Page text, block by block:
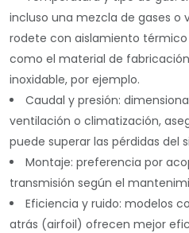
incluso una mezcla de gases o
rodete con aislamiento
como el material de
inoxidable, por ejemplo.
Caudal y presión:
ventilación o climatización,
puede superar las pérdidas del
Montaje: preferencia por
transmisión según el
Eficiencia y ruido: modelos
atrás (airfoil) ofrecen mejor